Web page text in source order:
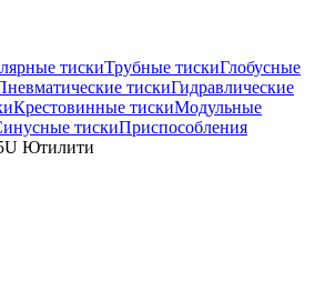
тискиТрубные тискиГлобусные
тискиГидравлические
Крестовинные тискиМодульные
тискиПриспособления
Ютилити